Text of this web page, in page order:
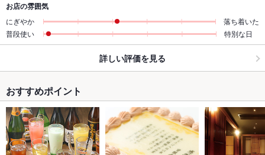
お店の雰囲気
にぎやか
落ち着いた
普段使い
特別な日
詳しい評価を見る
おすすめポイント